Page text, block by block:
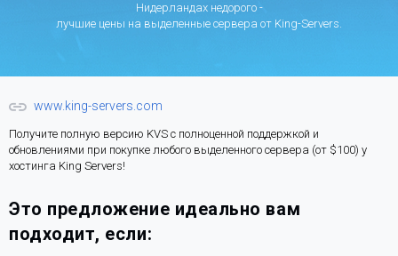
Нидерландах недорого -
лучшие цены на выделенные сервера от King-Servers.
www.king-servers.com
Получите полную версию KVS с полноценной поддержкой и
обновлениями при покупке любого выделенного сервера (от $100) у
хостинга King Servers!
Это предложение идеально вам
подходит, если: